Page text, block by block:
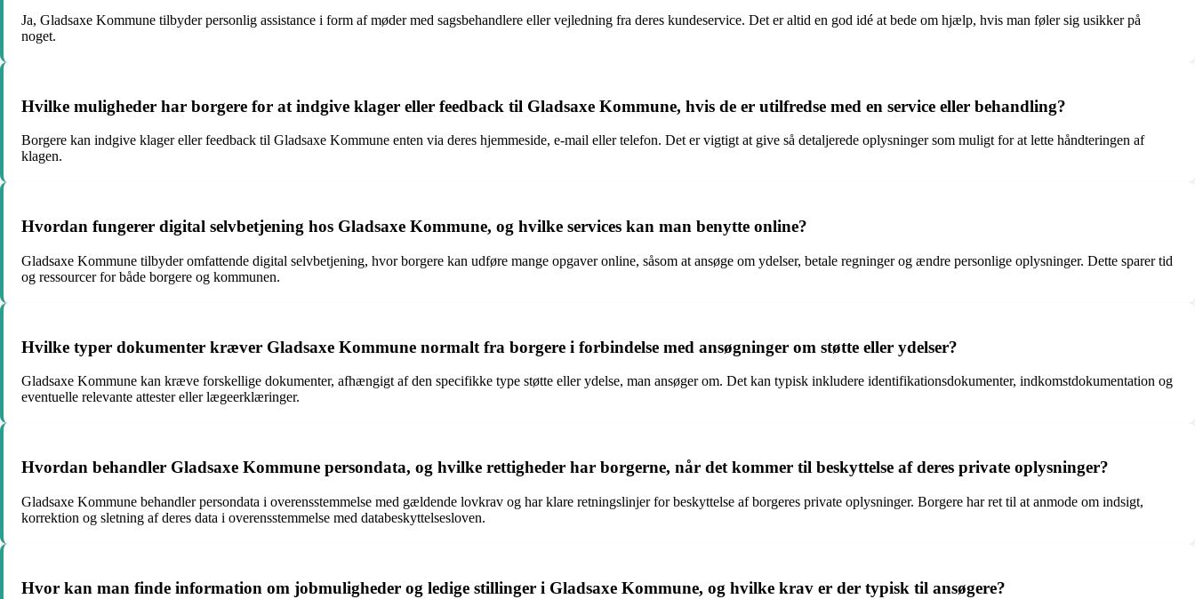
Ja, Gladsaxe Kommune tilbyder personlig assistance i form af møder med sagsbehandlere eller vejledning fra deres kundeservice. Det er altid en god idé at bede om hjælp, hvis man føler sig usikker på
noget.
Hvilke muligheder har borgere for at indgive klager eller feedback til Gladsaxe Kommune, hvis de er utilfredse med en service eller behandling?
Borgere kan indgive klager eller feedback til Gladsaxe Kommune enten via deres hjemmeside, e-mail eller telefon. Det er vigtigt at give så detaljerede oplysninger som muligt for at lette håndteringen af
klagen.
Hvordan fungerer digital selvbetjening hos Gladsaxe Kommune, og hvilke services kan man benytte online?
Gladsaxe Kommune tilbyder omfattende digital selvbetjening, hvor borgere kan udføre mange opgaver online, såsom at ansøge om ydelser, betale regninger og ændre personlige oplysninger. Dette sparer tid
og ressourcer for både borgere og kommunen.
Hvilke typer dokumenter kræver Gladsaxe Kommune normalt fra borgere i forbindelse med ansøgninger om støtte eller ydelser?
Gladsaxe Kommune kan kræve forskellige dokumenter, afhængigt af den specifikke type støtte eller ydelse, man ansøger om. Det kan typisk inkludere identifikationsdokumenter, indkomstdokumentation og
eventuelle relevante attester eller lægeerklæringer.
Hvordan behandler Gladsaxe Kommune persondata, og hvilke rettigheder har borgerne, når det kommer til beskyttelse af deres private oplysninger?
Gladsaxe Kommune behandler persondata i overensstemmelse med gældende lovkrav og har klare retningslinjer for beskyttelse af borgeres private oplysninger. Borgere har ret til at anmode om indsigt,
korrektion og sletning af deres data i overensstemmelse med databeskyttelsesloven.
Hvor kan man finde information om jobmuligheder og ledige stillinger i Gladsaxe Kommune, og hvilke krav er der typisk til ansøgere?